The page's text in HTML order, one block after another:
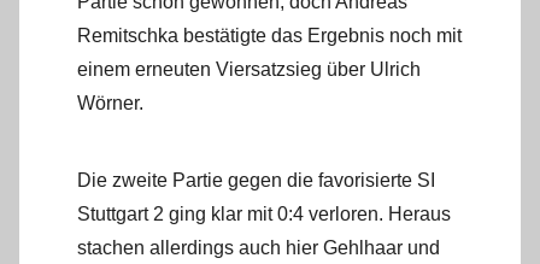
Remitschka bestätigte das Ergebnis noch mit
einem erneuten Viersatzsieg über Ulrich
Wörner.
Die zweite Partie gegen die favorisierte SI
Stuttgart 2 ging klar mit 0:4 verloren. Heraus
stachen allerdings auch hier Gehlhaar und